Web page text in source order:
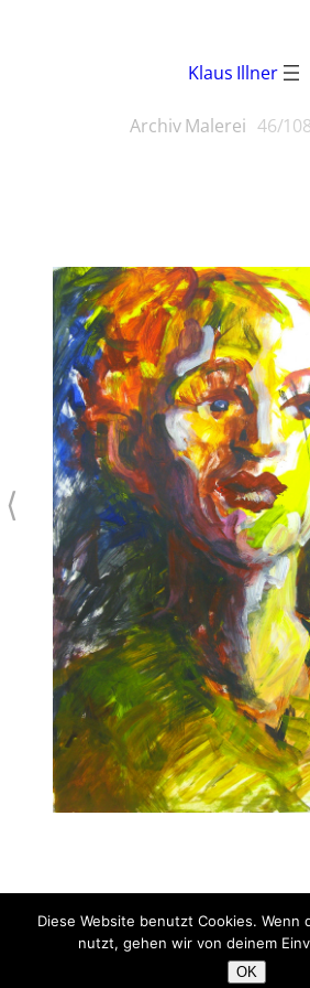
Klaus Illner
Archiv Malerei 46/108
Portrait
Acryl auf Papier
⟨
Diese Website benutzt Cookies. Wenn
nutzt, gehen wir von deinem
OK